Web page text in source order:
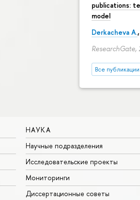
publications:
model
Derkacheva A.,
ResearchGate,
Все публикации
НАУКА
Научные подразделения
Исследовательские проекты
Мониторинги
Диссертационные советы